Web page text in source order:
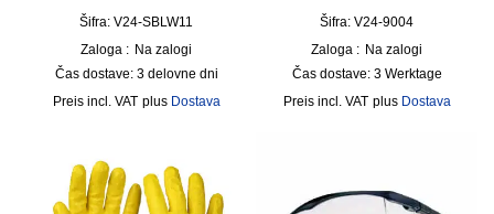
Šifra: V24-SBLW11
Zaloga : Na zalogi
Čas dostave: 3 delovne dni
incl. VAT plus Dostava
Šifra: V24-9004
Zaloga : Na zalogi
Čas dostave: 3 Werktage
incl. VAT plus Dostava